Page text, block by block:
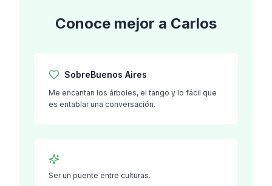
Conoce mejor a Carlos
SobreBuenos Aires
Me encantan los árboles, el tango y lo fácil que
es entablar una conversación.
Ser un puente entre culturas.